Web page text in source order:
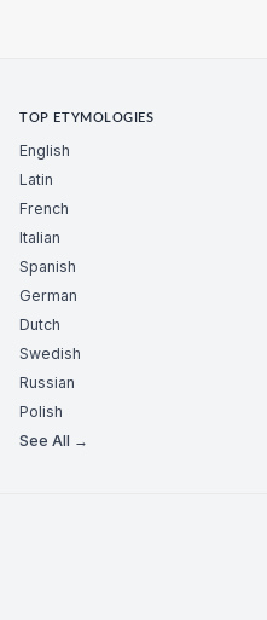
TOP ETYMOLOGIES
English
Latin
French
Italian
Spanish
German
Dutch
Swedish
Russian
Polish
See All →